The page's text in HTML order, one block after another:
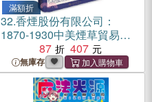
滿額折
32.香煙股份有限公司：
1870-1930中美煙草貿易研
究（簡體書）
87 407
無庫存